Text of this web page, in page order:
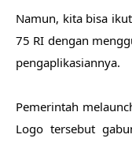
Namun, kita bisa
75 RI dengan
pengaplikasiannya.
Pemerintah
Logo tersebut